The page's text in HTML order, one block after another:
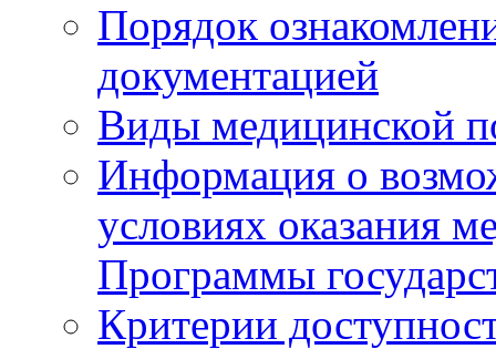
Порядок
документацией
Виды медицинской
Информация о
условиях оказания
Программы
Критерии